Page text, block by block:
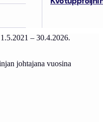
– 30.4.2026.
johtajana vuosina